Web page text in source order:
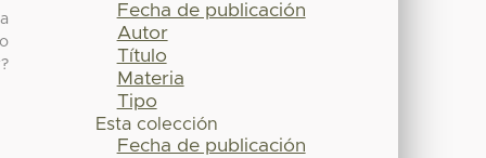
Fecha de publicación
Autor
Título
Materia
Tipo
Esta colección
Fecha de publicación